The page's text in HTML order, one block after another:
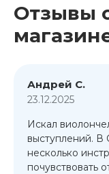
Отзывы
Андрей С.
23.12.2025
Искал
выступлений. В
несколько
почувствовать